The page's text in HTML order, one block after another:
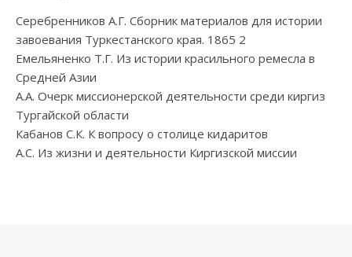
Серебренников А.Г. Сборник материалов для истории
завоевания Туркестанского края. 1865 2
Емельяненко Т.Г. Из истории красильного ремесла в
Средней Азии
А.А. Очерк миссионерской деятельности среди киргиз
Тургайской области
Кабанов С.К. К вопросу о столице кидаритов
А.С. Из жизни и деятельности Киргизской миссии